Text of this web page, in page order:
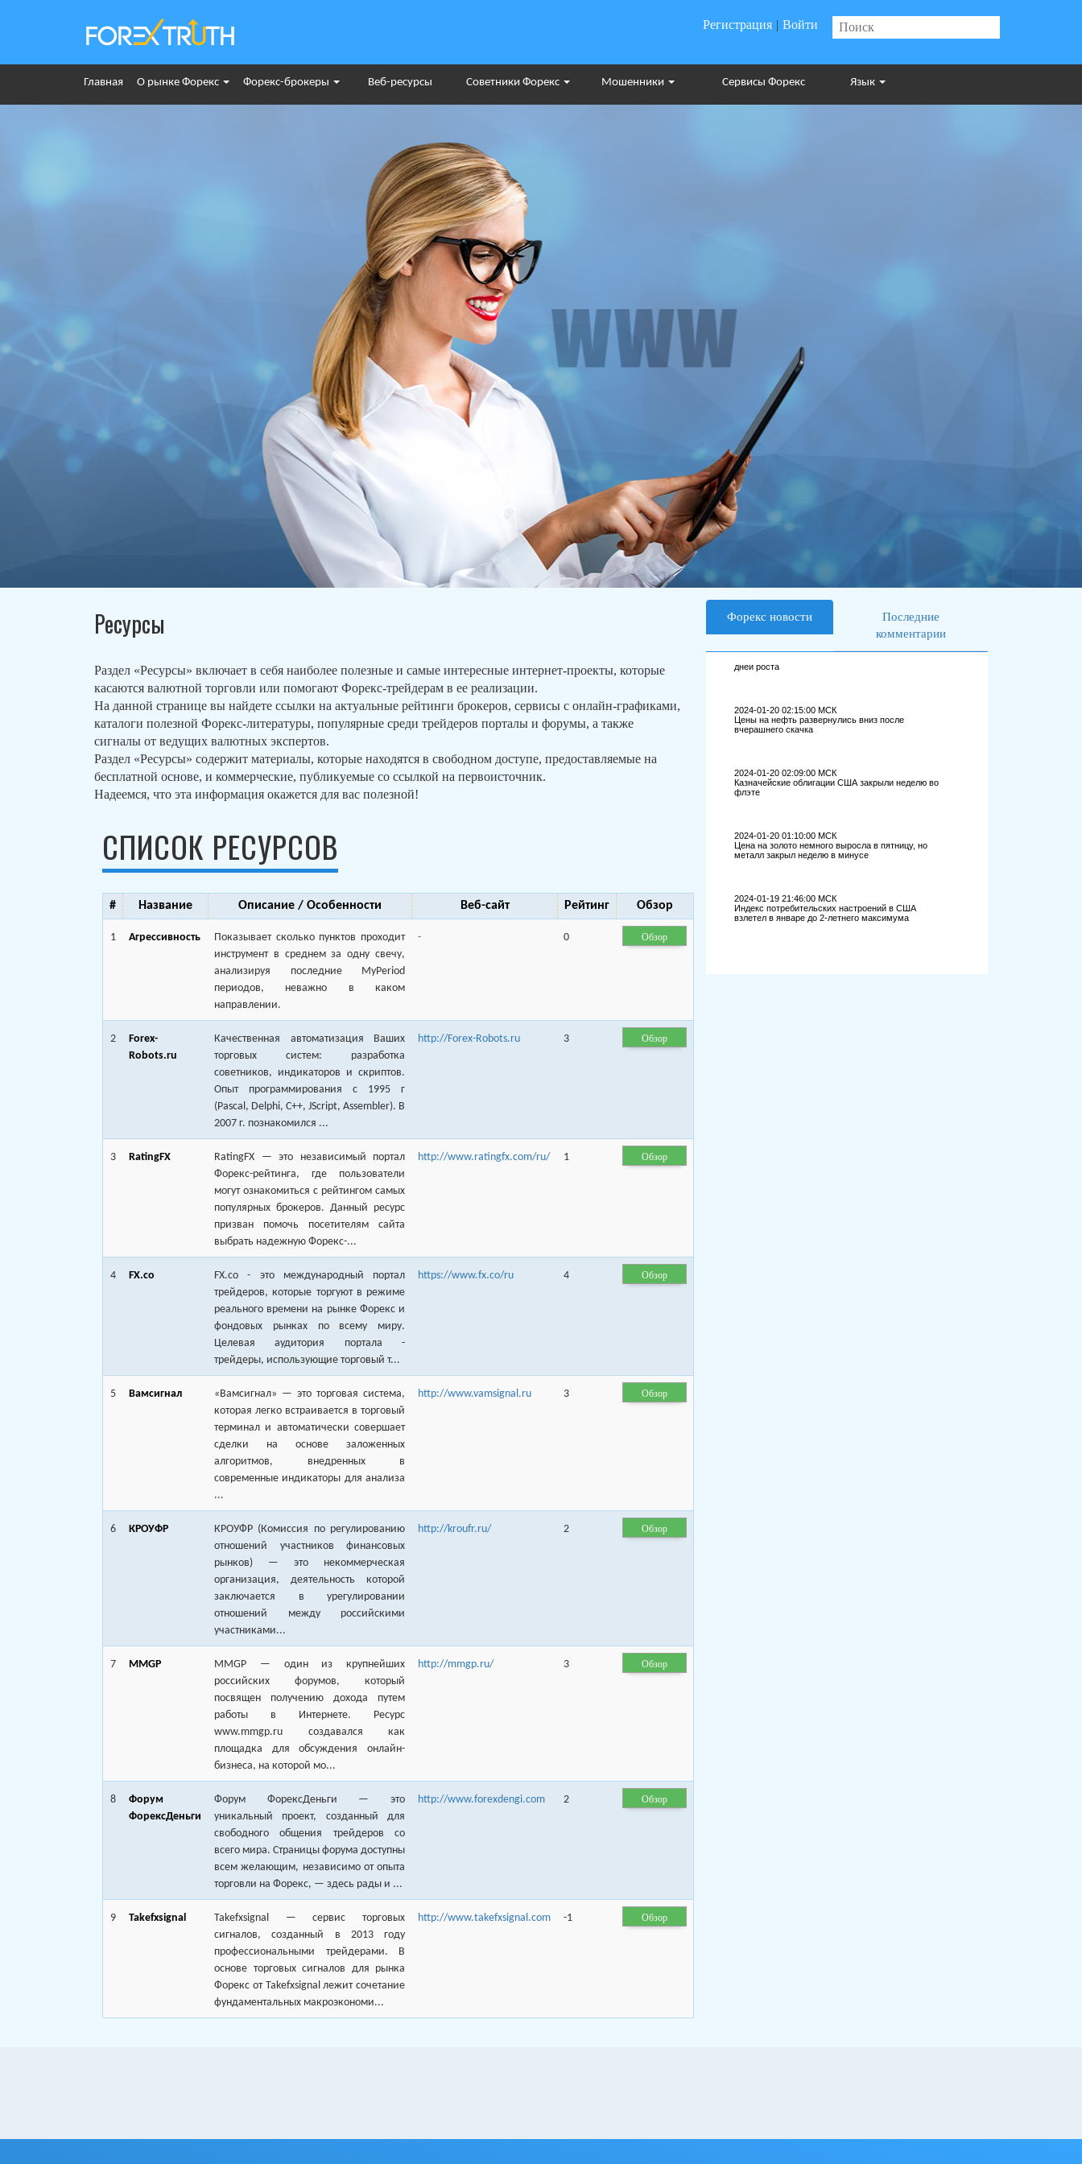
Регистрация | Войти
Главная О рынке Форекс Форекс-брокеры Веб-ресурсы Советники Форекс Мошенники Сервисы Форекс Язык
Ресурсы
Раздел «Ресурсы» включает в себя наиболее полезные и самые интересные интернет-проекты, которые
касаются валютной торговли или помогают Форекс-трейдерам в ее реализации.
На данной странице вы найдете ссылки на актуальные рейтинги брокеров, сервисы с онлайн-графиками,
каталоги полезной Форекс-литературы, популярные среди трейдеров порталы и форумы, а также
сигналы от ведущих валютных экспертов.
Раздел «Ресурсы» содержит материалы, которые находятся в свободном доступе, предоставляемые на
бесплатной основе, и коммерческие, публикуемые со ссылкой на первоисточник.
Надеемся, что эта информация окажется для вас полезной!
СПИСОК РЕСУРСОВ
# Название Описание / Особенности Веб-сайт Рейтинг Обзор
1 Агрессивность
Показывает сколько пунктов проходит
инструмент в среднем за одну свечу,
анализируя последние MyPeriod
периодов, неважно в каком
направлении.
- 0 Обзор
2
Forex-
Robots.ru
Качественная автоматизация Ваших
торговых систем: разработка
советников, индикаторов и скриптов.
Опыт программирования с 1995 г
(Pascal, Delphi, C++, JScript, Assembler). В
2007 г. познакомился ...
http://Forex-Robots.ru 3 Обзор
3 RatingFX
RatingFX — это независимый портал
Форекс-рейтинга, где пользователи
могут ознакомиться с рейтингом самых
популярных брокеров. Данный ресурс
призван помочь посетителям сайта
выбрать надежную Форекс-...
http://www.ratingfx.com/ru/ 1 Обзор
4 FX.co
FX.co - это международный портал
трейдеров, которые торгуют в режиме
реального времени на рынке Форекс и
фондовых рынках по всему миру.
Целевая аудитория портала -
трейдеры, использующие торговый т...
https://www.fx.co/ru 4 Обзор
5 Вамсигнал
«Вамсигнал» — это торговая система,
которая легко встраивается в торговый
терминал и автоматически совершает
сделки на основе заложенных
алгоритмов, внедренных в
современные индикаторы для анализа
...
http://www.vamsignal.ru 3 Обзор
6 КРОУФР
КРОУФР (Комиссия по регулированию
отношений участников финансовых
рынков) — это некоммерческая
организация, деятельность которой
заключается в урегулировании
отношений между российскими
участниками...
http://kroufr.ru/ 2 Обзор
7 MMGP
MMGP — один из крупнейших
российских форумов, который
посвящен получению дохода путем
работы в Интернете. Ресурс
www.mmgp.ru создавался как
площадка для обсуждения онлайн-
бизнеса, на которой мо...
http://mmgp.ru/ 3 Обзор
8
Форум
ФорексДеньги
Форум ФорексДеньги — это
уникальный проект, созданный для
свободного общения трейдеров со
всего мира. Страницы форума доступны
всем желающим, независимо от опыта
торговли на Форекс, — здесь рады и ...
http://www.forexdengi.com 2 Обзор
9 Takefxsignal
Takefxsignal — сервис торговых
сигналов, созданный в 2013 году
профессиональными трейдерами. В
основе торговых сигналов для рынка
Форекс от Takefxsignal лежит сочетание
фундаментальных макроэкономи...
http://www.takefxsignal.com -1 Обзор
Форекс новости
Последние
комментарии